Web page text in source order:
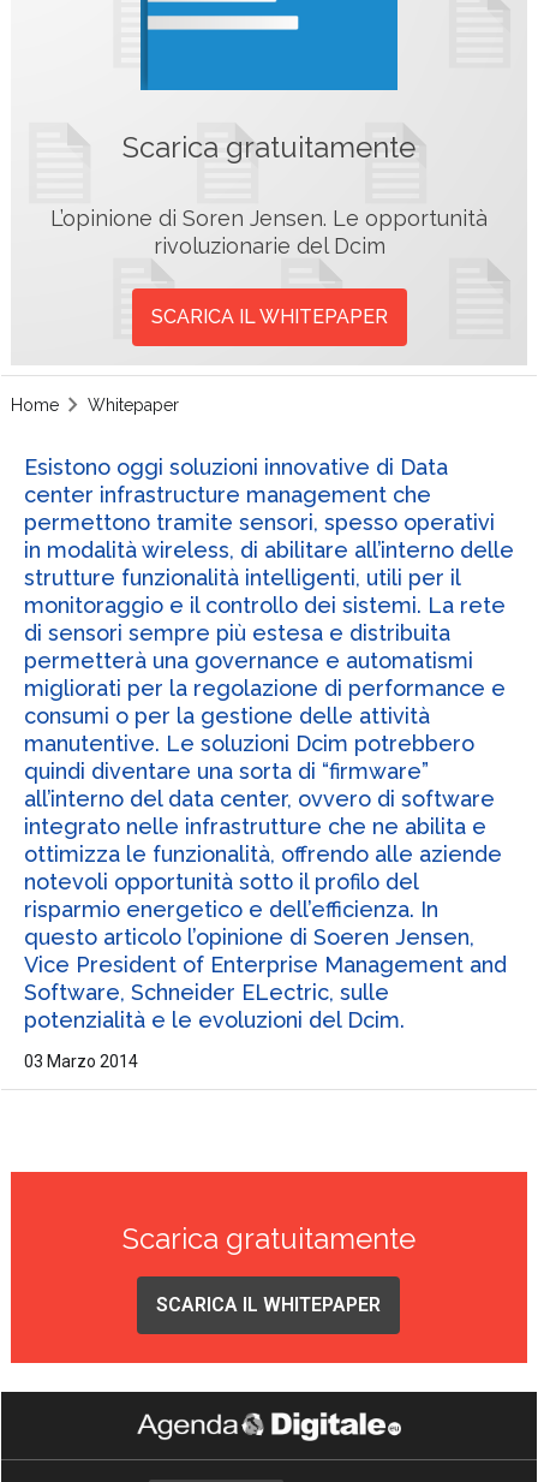
Scarica gratuitamente
L’opinione di Soren Jensen. Le opportunità
rivoluzionarie del Dcim
SCARICA IL WHITEPAPER
Home Whitepaper
Esistono oggi soluzioni innovative di Data
center infrastructure management che
permettono tramite sensori, spesso operativi
in modalità wireless, di abilitare all’interno delle
strutture funzionalità intelligenti, utili per il
monitoraggio e il controllo dei sistemi. La rete
di sensori sempre più estesa e distribuita
permetterà una governance e automatismi
migliorati per la regolazione di performance e
consumi o per la gestione delle attività
manutentive. Le soluzioni Dcim potrebbero
quindi diventare una sorta di “firmware”
all’interno del data center, ovvero di software
integrato nelle infrastrutture che ne abilita e
ottimizza le funzionalità, offrendo alle aziende
notevoli opportunità sotto il profilo del
risparmio energetico e dell’efficienza. In
questo articolo l’opinione di Soeren Jensen,
Vice President of Enterprise Management and
Software, Schneider ELectric, sulle
potenzialità e le evoluzioni del Dcim.
03 Marzo 2014
Scarica gratuitamente
SCARICA IL WHITEPAPER